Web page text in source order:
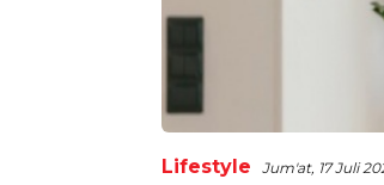
Lifestyle Jum'at, 17 Juli